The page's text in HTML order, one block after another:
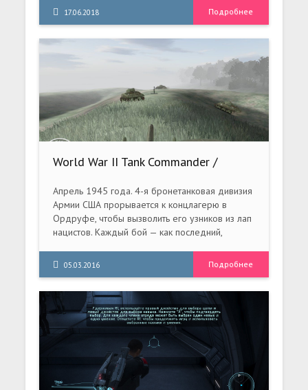
переработаны, звук переведен в 5.1, а также
17.06.2018 Подробнее
World War II Tank Commander /
Апрель 1945 года. 4-я бронетанковая дивизия
Армии США прорывается к концлагерю в
Ордруфе, чтобы вызволить его узников из лап
нацистов. Каждый бой — как последний,
минута промедления — чья-то жизнь…В этой
армии США в годы Второй мировой войны.
Действуя в одиночку или в составе ударных
групп, вы пройдете по дорогам и городам
Франции, освобождая страну от фашистских
оккупантов. Вашими противниками будут
лучшие бойцы танковых дивизий СС,
сражающиеся с яростью обреченных, так что
05.03.2016 Подробнее